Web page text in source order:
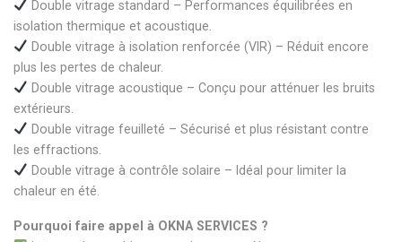
Double vitrage standard – Performances équilibrées en
isolation thermique et acoustique.
Double vitrage à isolation renforcée (VIR) – Réduit encore
plus les pertes de chaleur.
Double vitrage acoustique – Conçu pour atténuer les bruits
extérieurs.
Double vitrage feuilleté – Sécurisé et plus résistant contre
les effractions.
Double vitrage à contrôle solaire – Idéal pour limiter la
chaleur en été.
Pourquoi faire appel à OKNA SERVICES ?